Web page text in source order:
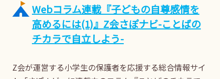
Webコラム連載『子どもの自尊感情を
高めるには(1)』Z会さぽナビ-ことばの
チカラで自立しよう-
Z会が運営する小学生の保護者を応援する総合情報サイ